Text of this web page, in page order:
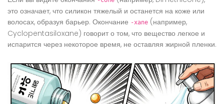
это означает, что силикон тяжелый и останется на коже или
волосах, образуя барьер. Окончание -xane (например,
Cyclopentasiloxane) говорит о том, что вещество легкое и
испарится через некоторое время, не оставляя жирной пленки.